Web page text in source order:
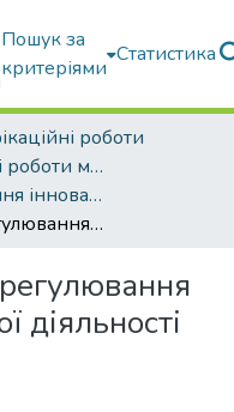
Пошук за
критеріями
Статистика
роботи
Кваліфікаційні роботи магістрів
ОПП "Управління інноваційною діяльністю"
Державне регулювання інноваційної діяльності
діяльності